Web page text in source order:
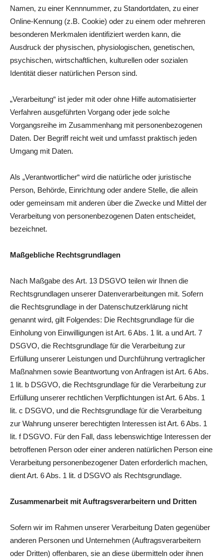
Namen, zu einer Kennnummer, zu Standortdaten, zu einer
Online-Kennung (z.B. Cookie) oder zu einem oder mehreren
besonderen Merkmalen identifiziert werden kann, die
Ausdruck der physischen, physiologischen, genetischen,
psychischen, wirtschaftlichen, kulturellen oder sozialen
Identität dieser natürlichen Person sind.
„Verarbeitung“ ist jeder mit oder ohne Hilfe automatisierter
Verfahren ausgeführten Vorgang oder jede solche
Vorgangsreihe im Zusammenhang mit personenbezogenen
Daten. Der Begriff reicht weit und umfasst praktisch jeden
Umgang mit Daten.
Als „Verantwortlicher“ wird die natürliche oder juristische
Person, Behörde, Einrichtung oder andere Stelle, die allein
oder gemeinsam mit anderen über die Zwecke und Mittel der
Verarbeitung von personenbezogenen Daten entscheidet,
bezeichnet.
Maßgebliche Rechtsgrundlagen
Nach Maßgabe des Art. 13 DSGVO teilen wir Ihnen die
Rechtsgrundlagen unserer Datenverarbeitungen mit. Sofern
die Rechtsgrundlage in der Datenschutzerklärung nicht
genannt wird, gilt Folgendes: Die Rechtsgrundlage für die
Einholung von Einwilligungen ist Art. 6 Abs. 1 lit. a und Art. 7
DSGVO, die Rechtsgrundlage für die Verarbeitung zur
Erfüllung unserer Leistungen und Durchführung vertraglicher
Maßnahmen sowie Beantwortung von Anfragen ist Art. 6 Abs.
1 lit. b DSGVO, die Rechtsgrundlage für die Verarbeitung zur
Erfüllung unserer rechtlichen Verpflichtungen ist Art. 6 Abs. 1
lit. c DSGVO, und die Rechtsgrundlage für die Verarbeitung
zur Wahrung unserer berechtigten Interessen ist Art. 6 Abs. 1
lit. f DSGVO. Für den Fall, dass lebenswichtige Interessen der
betroffenen Person oder einer anderen natürlichen Person eine
Verarbeitung personenbezogener Daten erforderlich machen,
dient Art. 6 Abs. 1 lit. d DSGVO als Rechtsgrundlage.
Zusammenarbeit mit Auftragsverarbeitern und Dritten
Sofern wir im Rahmen unserer Verarbeitung Daten gegenüber
anderen Personen und Unternehmen (Auftragsverarbeitern
oder Dritten) offenbaren, sie an diese übermitteln oder ihnen